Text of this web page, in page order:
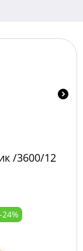
/3600/12
-24%